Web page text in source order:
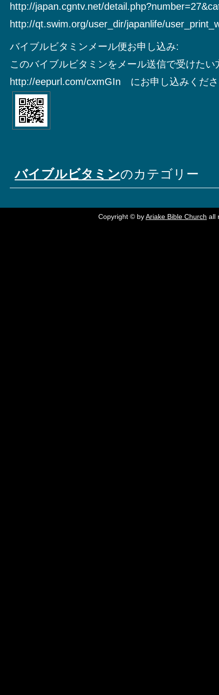
http://japan.cgntv.net/
http://qt.swim.org/user_dir/japanlife/
バイブルビタミンメール便お申し込み:
このバイブルビタミンをメール送信で受けたい
http://eepurl.com/cxmGIn にお申し込みくだ
バイブルビタミンのカテゴリー
Copyright © byAriake Bible Church all